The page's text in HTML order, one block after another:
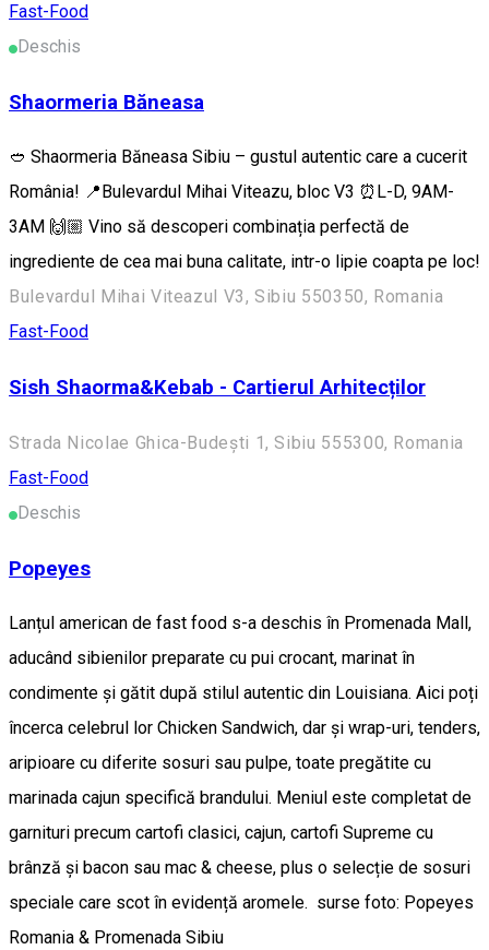
Fast-Food
Deschis
Shaormeria Băneasa
🥙 Shaormeria Băneasa Sibiu – gustul autentic care a cucerit
România! 📍Bulevardul Mihai Viteazu, bloc V3 ⏰L-D, 9AM-
3AM 🙌🏼 Vino să descoperi combinația perfectă de
ingrediente de cea mai buna calitate, intr-o lipie coapta pe loc!
Bulevardul Mihai Viteazul V3, Sibiu 550350, Romania
Fast-Food
Sish Shaorma&Kebab - Cartierul Arhitecților
Strada Nicolae Ghica-Budești 1, Sibiu 555300, Romania
Fast-Food
Deschis
Popeyes
Lanțul american de fast food s-a deschis în Promenada Mall,
aducând sibienilor preparate cu pui crocant, marinat în
condimente și gătit după stilul autentic din Louisiana. Aici poți
încerca celebrul lor Chicken Sandwich, dar și wrap-uri, tenders,
aripioare cu diferite sosuri sau pulpe, toate pregătite cu
marinada cajun specifică brandului. Meniul este completat de
garnituri precum cartofi clasici, cajun, cartofi Supreme cu
brânză și bacon sau mac & cheese, plus o selecție de sosuri
speciale care scot în evidență aromele. surse foto: Popeyes
Romania & Promenada Sibiu